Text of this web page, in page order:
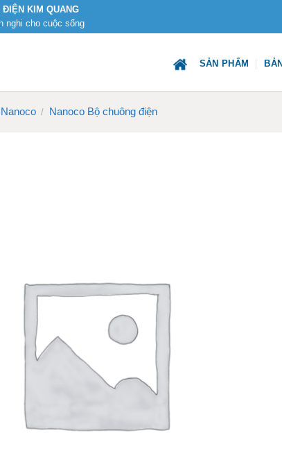
ĐIỆN KIM QUANG
nghi cho cuộc sống
SẢN PHẨM
/ Nanoco Bộ chuông điện